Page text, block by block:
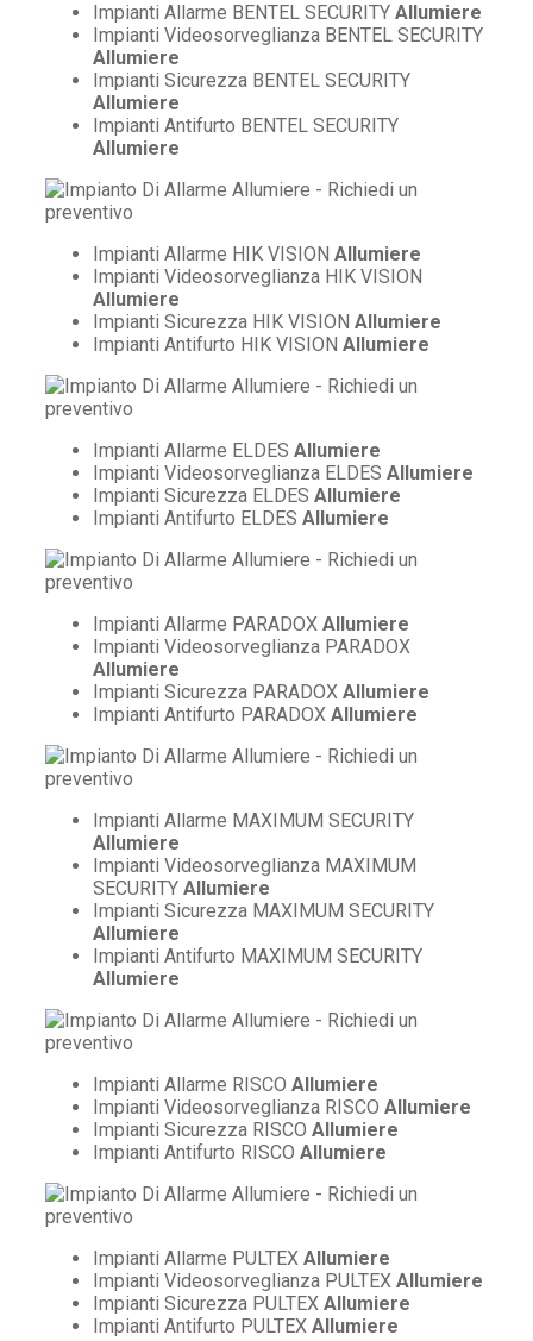
Impianti Allarme BENTEL SECURITY Allumiere
Impianti Videosorveglianza BENTEL SECURITY
Allumiere
Impianti Sicurezza BENTEL SECURITY
Allumiere
Impianti Antifurto BENTEL SECURITY
Allumiere
Impianti Allarme HIK VISION Allumiere
Impianti Videosorveglianza HIK VISION
Allumiere
Impianti Sicurezza HIK VISION Allumiere
Impianti Antifurto HIK VISION Allumiere
Impianti Allarme ELDES Allumiere
Impianti Videosorveglianza ELDES Allumiere
Impianti Sicurezza ELDES Allumiere
Impianti Antifurto ELDES Allumiere
Impianti Allarme PARADOX Allumiere
Impianti Videosorveglianza PARADOX
Allumiere
Impianti Sicurezza PARADOX Allumiere
Impianti Antifurto PARADOX Allumiere
Impianti Allarme MAXIMUM SECURITY
Allumiere
Impianti Videosorveglianza MAXIMUM
SECURITY Allumiere
Impianti Sicurezza MAXIMUM SECURITY
Allumiere
Impianti Antifurto MAXIMUM SECURITY
Allumiere
Impianti Allarme RISCO Allumiere
Impianti Videosorveglianza RISCO Allumiere
Impianti Sicurezza RISCO Allumiere
Impianti Antifurto RISCO Allumiere
Impianti Allarme PULTEX Allumiere
Impianti Videosorveglianza PULTEX Allumiere
Impianti Sicurezza PULTEX Allumiere
Impianti Antifurto PULTEX Allumiere